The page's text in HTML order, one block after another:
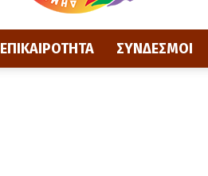
ΕΠΙΚΑΙΡΟΤΗΤΑ ΣΥΝΔΕΣΜΟΙ